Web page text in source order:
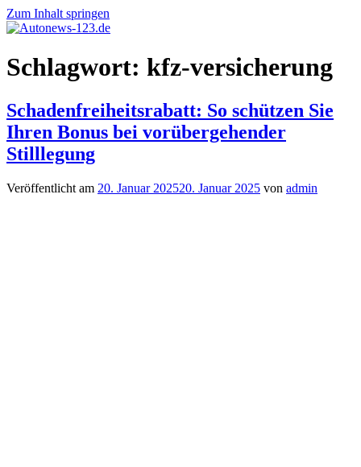
Zum Inhalt springen
Autonews-
123.de
Autonews
mit
Schlagwort: kfz-versicherung
Schadenfreiheitsrabatt: So schützen Sie
Ihren Bonus bei vorübergehender
Stilllegung
Veröffentlicht am 20. Januar 202520. Januar 2025 von admin